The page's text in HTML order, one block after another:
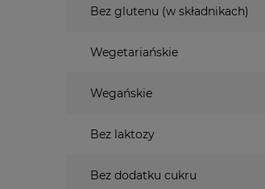
Bez glutenu (w składnikach)
Wegetariańskie
Wegańskie
Bez laktozy
Bez dodatku cukru